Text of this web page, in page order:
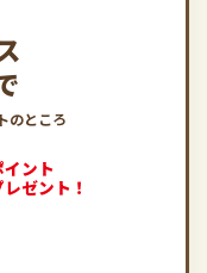
のところ
イント
レゼント！